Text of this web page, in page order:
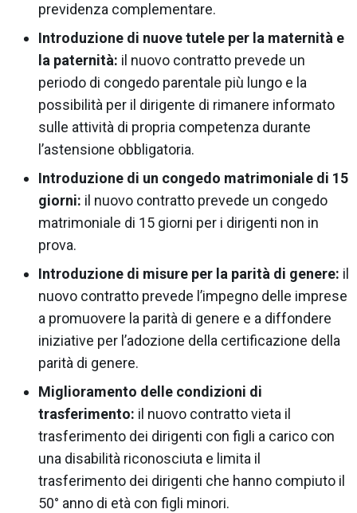
previdenza complementare.
Introduzione di nuove tutele per la maternità e
la paternità: il nuovo contratto prevede un
periodo di congedo parentale più lungo e la
possibilità per il dirigente di rimanere informato
sulle attività di propria competenza durante
l’astensione obbligatoria.
Introduzione di un congedo matrimoniale di 15
giorni: il nuovo contratto prevede un congedo
matrimoniale di 15 giorni per i dirigenti non in
prova.
Introduzione di misure per la parità di genere: il
nuovo contratto prevede l’impegno delle imprese
a promuovere la parità di genere e a diffondere
iniziative per l’adozione della certificazione della
parità di genere.
Miglioramento delle condizioni di
trasferimento: il nuovo contratto vieta il
trasferimento dei dirigenti con figli a carico con
una disabilità riconosciuta e limita il
trasferimento dei dirigenti che hanno compiuto il
50° anno di età con figli minori.